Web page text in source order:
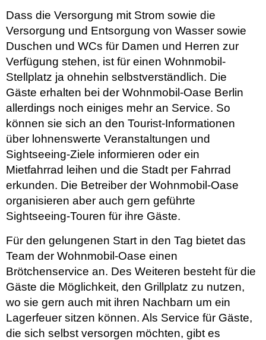
Dass die Versorgung mit Strom sowie die
Versorgung und Entsorgung von Wasser sowie
Duschen und WCs für Damen und Herren zur
Verfügung stehen, ist für einen Wohnmobil-
Stellplatz ja ohnehin selbstverständlich. Die
Gäste erhalten bei der Wohnmobil-Oase Berlin
allerdings noch einiges mehr an Service. So
können sie sich an den Tourist-Informationen
über lohnenswerte Veranstaltungen und
Sightseeing-Ziele informieren oder ein
Mietfahrrad leihen und die Stadt per Fahrrad
erkunden. Die Betreiber der Wohnmobil-Oase
organisieren aber auch gern geführte
Sightseeing-Touren für ihre Gäste.
Für den gelungenen Start in den Tag bietet das
Team der Wohnmobil-Oase einen
Brötchenservice an. Des Weiteren besteht für die
Gäste die Möglichkeit, den Grillplatz zu nutzen,
wo sie gern auch mit ihren Nachbarn um ein
Lagerfeuer sitzen können. Als Service für Gäste,
die sich selbst versorgen möchten, gibt es